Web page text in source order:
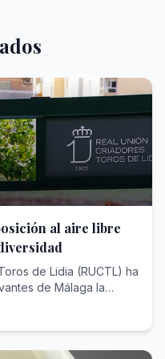
al aire libre
de Lidia (RUCTL) ha
de Málaga la
y divulgativa,
de Málaga dentro
de la Plaza de